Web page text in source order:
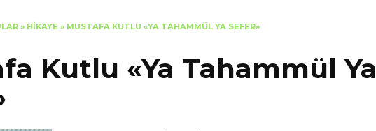
» HIKAYE » MUSTAFA KUTLU «YA TAHAMMÜL YA SEFER»
Kutlu «Ya Tahammül Ya